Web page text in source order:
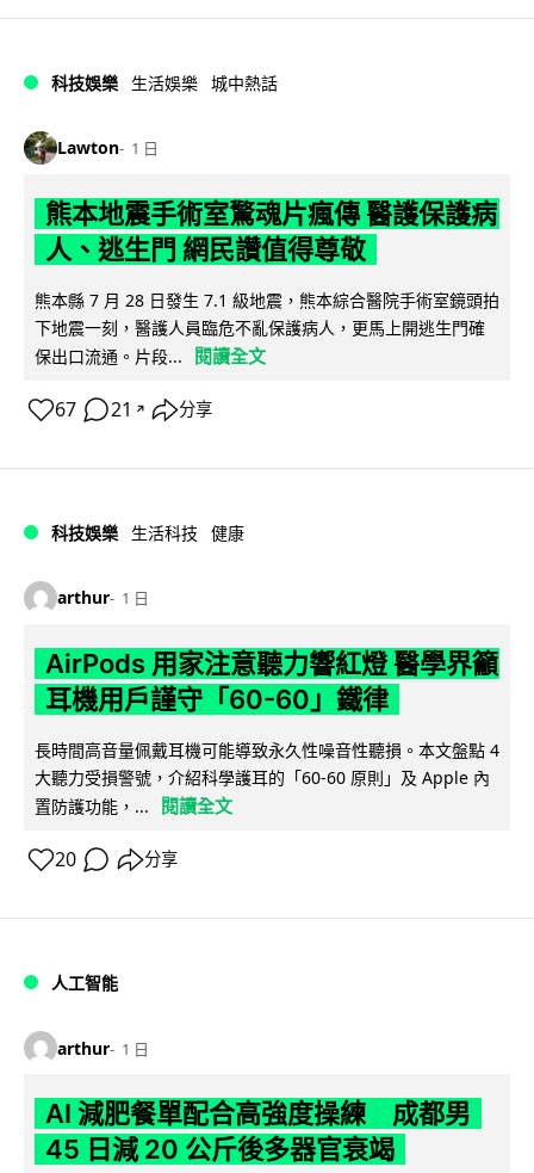
科技娛樂 生活娛樂 城中熱話
Lawton 1 日
熊本地震手術室驚魂片瘋傳 醫護保護病
人、逃生門 網民讚值得尊敬
熊本縣 7 月 28 日發生 7.1 級地震，熊本綜合醫院手術室鏡頭拍
下地震一刻，醫護人員臨危不亂保護病人，更馬上開逃生門確
保出口流通。片段...
閱讀全文
67 21 ↗ 分享
科技娛樂 生活科技 健康
arthur 1 日
AirPods 用家注意聽力響紅燈 醫學界籲
耳機用戶謹守「60-60」鐵律
長時間高音量佩戴耳機可能導致永久性噪音性聽損。本文盤點 4
大聽力受損警號，介紹科學護耳的「60-60 原則」及 Apple 內
置防護功能，...
閱讀全文
20 分享
人工智能
arthur 1 日
AI 減肥餐單配合高強度操練 成都男
45 日減 20 公斤後多器官衰竭